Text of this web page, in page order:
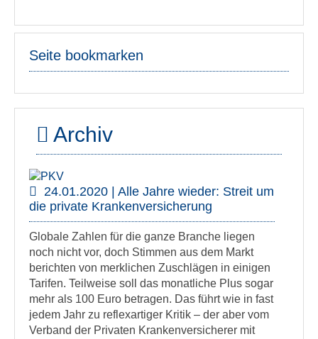
Seite bookmarken
Archiv
24.01.2020 | Alle Jahre wieder: Streit um
die private Krankenversicherung
Globale Zahlen für die ganze Branche liegen
noch nicht vor, doch Stimmen aus dem Markt
berichten von merklichen Zuschlägen in einigen
Tarifen. Teilweise soll das monatliche Plus sogar
mehr als 100 Euro betragen. Das führt wie in fast
jedem Jahr zu reflexartiger Kritik – der aber vom
Verband der Privaten Krankenversicherer mit